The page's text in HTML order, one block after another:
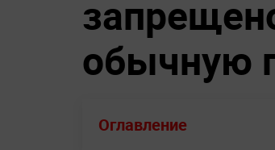
обычную
Оглавление